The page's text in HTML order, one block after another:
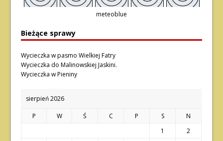
meteoblue
Bieżące sprawy
Wycieczka w pasmo Wielkiej Fatry
Wycieczka do Malinowskiej Jaskini.
Wycieczka w Pieniny
sierpień 2026
P W Ś C P S
N
1
2